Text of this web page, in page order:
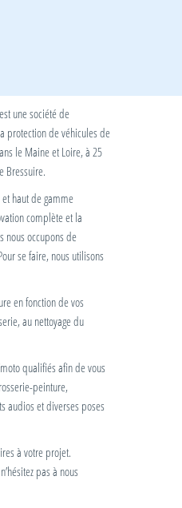
une société de
protection de véhicules de
le Maine et Loire, à 25
Bressuire.
haut de gamme
complète et la
nous occupons de
se faire, nous utilisons
en fonction de vos
au nettoyage du
qualifiés afin de vous
peinture,
audios et diverses poses
à votre projet.
pas à nous